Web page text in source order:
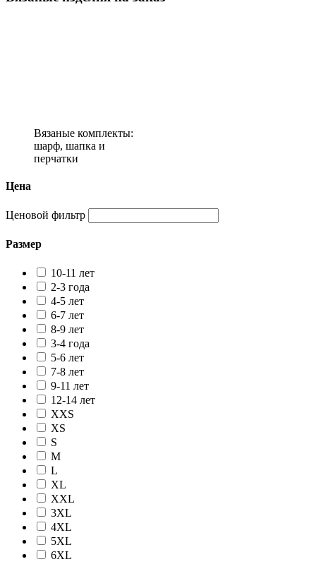
Вязаные комплекты:
шарф, шапка и
перчатки
Цена
Ценовой фильтр
Размер
10-11 лет
2-3 года
4-5 лет
6-7 лет
8-9 лет
3-4 года
5-6 лет
7-8 лет
9-11 лет
12-14 лет
XXS
XS
S
M
L
XL
XXL
3XL
4XL
5XL
6XL